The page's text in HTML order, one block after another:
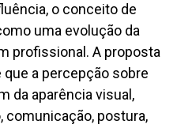
o conceito de
uma evolução da
profissional. A proposta
a percepção sobre
da aparência visual,
postura,